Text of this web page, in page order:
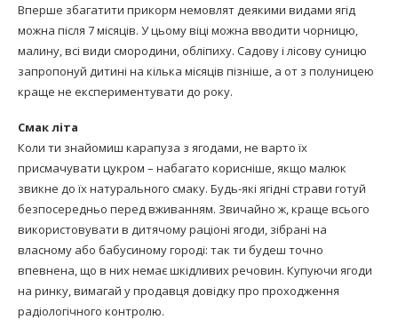
Вперше збагатити прикорм немовлят деякими видами ягід
можна після 7 місяців. У цьому віці можна вводити чорницю,
малину, всі види смородини, обліпиху. Садову і лісову суницю
запропонуй дитині на кілька місяців пізніше, а от з полуницею
краще не експериментувати до року.
Смак літа
Коли ти знайомиш карапуза з ягодами, не варто їх
присмачувати цукром – набагато корисніше, якщо малюк
звикне до їх натурального смаку. Будь-які ягідні страви готуй
безпосередньо перед вживанням. Звичайно ж, краще всього
використовувати в дитячому раціоні ягоди, зібрані на
власному або бабусиному городі: так ти будеш точно
впевнена, що в них немає шкідливих речовин. Купуючи ягоди
на ринку, вимагай у продавця довідку про проходження
радіологічного контролю.